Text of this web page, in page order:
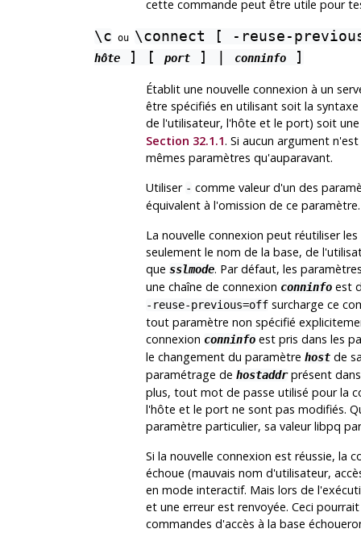
cette commande peut être utile pour
\c ou \connect [ -reuse-
hôte] [ port] | conninfo]
Établit une nouvelle connexion à un
être spécifiés en utilisant soit la
de l'utilisateur, l'hôte et le port) soit
Section 32.1.1. Si aucun argument
mêmes paramètres qu'auparavant.
Utiliser - comme valeur d'un des
équivalent à l'omission de ce paramètre.
La nouvelle connexion peut réutiliser
seulement le nom de la base, de
que sslmode. Par défaut, les
une chaîne de connexion conninfoest
-reuse-previous=offsurcharge ce
tout paramètre non spécifié
connexion conninfoest pris dans les
le changement du paramètre hostde
paramétrage de hostaddrprésent
plus, tout mot de passe utilisé pour la
l'hôte et le port ne sont pas modifiés.
paramètre particulier, sa valeurlibpq
Si la nouvelle connexion est réussie, la
échoue (mauvais nom d'utilisateur,
en mode interactif. Mais lors de
et une erreur est renvoyée. Ceci
commandes d'accès à la base